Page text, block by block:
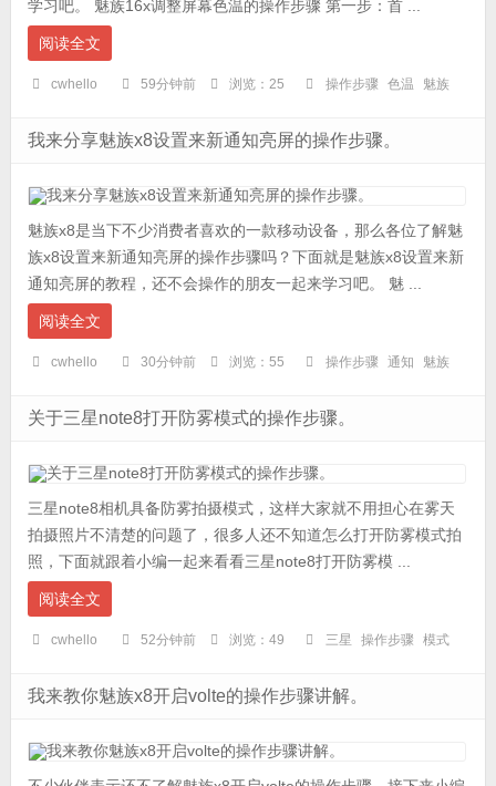
学习吧。 魅族16x调整屏幕色温的操作步骤 第一步：首 ...
阅读全文
cwhello 59分钟前 浏览：25 操作步骤 色温 魅族
我来分享魅族x8设置来新通知亮屏的操作步骤。
魅族x8是当下不少消费者喜欢的一款移动设备，那么各位了解魅
族x8设置来新通知亮屏的操作步骤吗？下面就是魅族x8设置来新
通知亮屏的教程，还不会操作的朋友一起来学习吧。 魅 ...
阅读全文
cwhello 30分钟前 浏览：55 操作步骤 通知 魅族
关于三星note8打开防雾模式的操作步骤。
三星note8相机具备防雾拍摄模式，这样大家就不用担心在雾天
拍摄照片不清楚的问题了，很多人还不知道怎么打开防雾模式拍
照，下面就跟着小编一起来看看三星note8打开防雾模 ...
阅读全文
cwhello 52分钟前 浏览：49 三星 操作步骤 模式
我来教你魅族x8开启volte的操作步骤讲解。